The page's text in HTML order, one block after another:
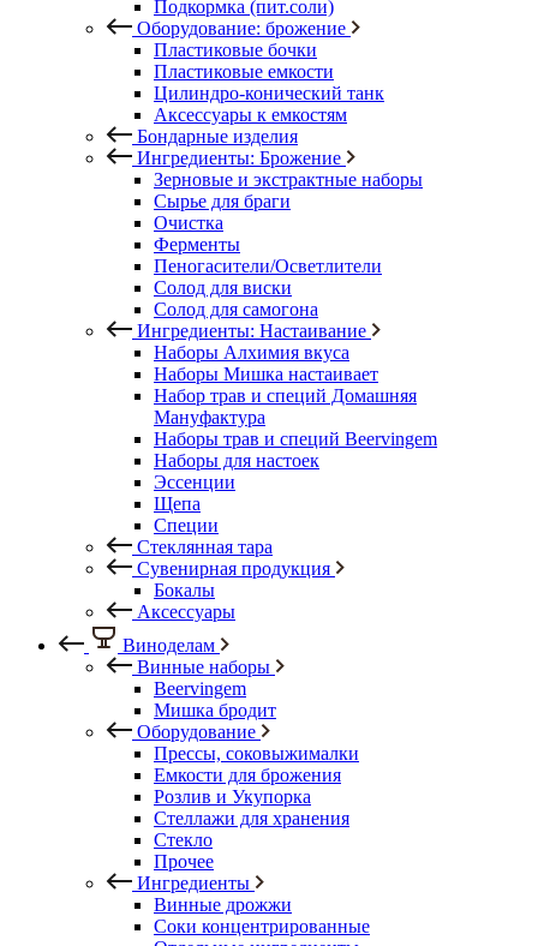
Подкормка (пит.соли)
Оборудование: брожение
Пластиковые бочки
Пластиковые емкости
Цилиндро-конический танк
Аксессуары к емкостям
Бондарные изделия
Ингредиенты: Брожение
Зерновые и экстрактные наборы
Сырье для браги
Очистка
Ферменты
Пеногасители/Осветлители
Солод для виски
Солод для самогона
Ингредиенты: Настаивание
Наборы Алхимия вкуса
Наборы Мишка настаивает
Набор трав и специй Домашняя
Мануфактура
Наборы трав и специй Beervingem
Наборы для настоек
Эссенции
Щепа
Специи
Стеклянная тара
Сувенирная продукция
Бокалы
Аксессуары
Виноделам
Винные наборы
Beervingem
Мишка бродит
Оборудование
Прессы, соковыжималки
Емкости для брожения
Розлив и Укупорка
Стеллажи для хранения
Стекло
Прочее
Ингредиенты
Винные дрожжи
Соки концентрированные